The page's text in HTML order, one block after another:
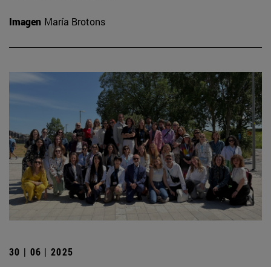
Imagen María Brotons
30 | 06 | 2025